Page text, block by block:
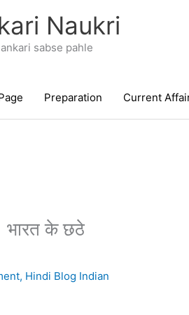
Naukri
sabse pahle
Preparation Current
| भारत के छठे
, Hindi Blog Indian